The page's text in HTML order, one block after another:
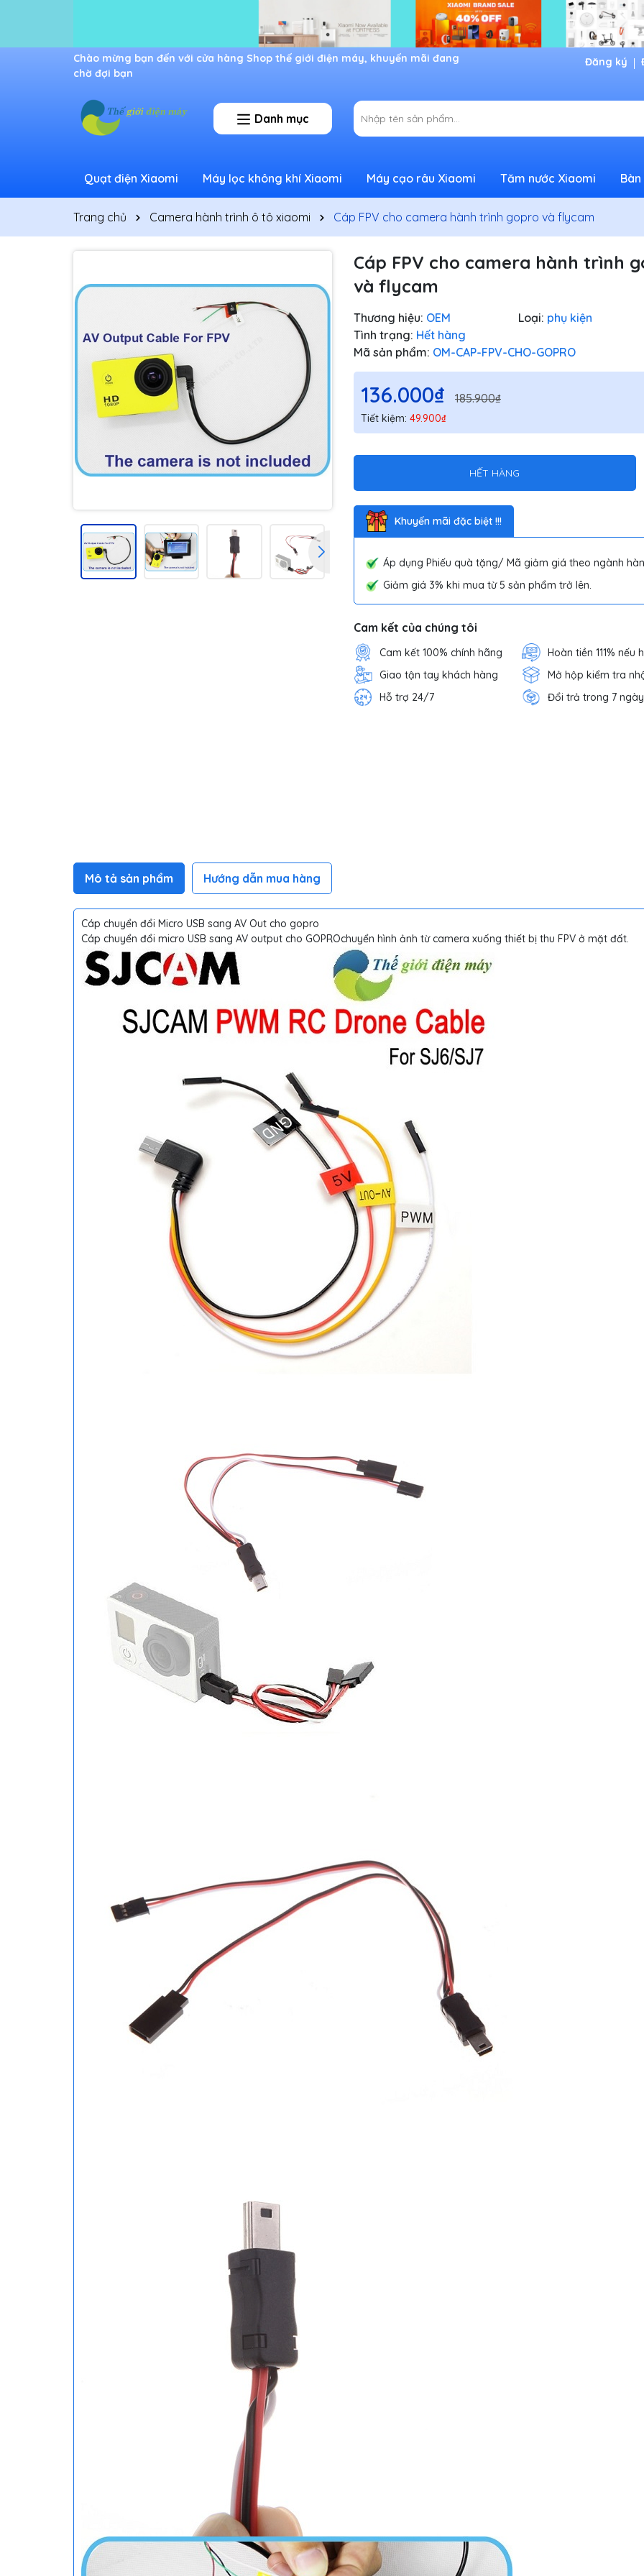
Ưu đãi lớn dành cho thành viên mới Đăng ký
Danh mục
Quạt điện Xiaomi Máy lọc không khí Xiaomi Máy cạo râu Xiaomi Tăm nước Xiaomi
Trang chủ Camera hành trình ô tô xiaomi Cáp FPV cho camera hành trình gopro và flycam
Cáp FPV cho camera hành trình
và flycam
Thương hiệu: OEM Loại: phụ kiện
Tình trạng: Hết hàng
Mã sản phẩm: OM-CAP-FPV-CHO-GOPRO
136.000₫ 185.900₫
Tiết kiệm: 49.900₫
HẾT HÀNG
Khuyến mãi đặc biệt !!!
Áp dụng Phiếu quà tặng/ Mã giảm giá theo ngành
Giảm giá 3% khi mua từ 5 sản phẩm trở lên.
Cam kết của chúng tôi
Cam kết 100% chính hãng
Hoàn tiền 111% nếu
Giao tận tay khách hàng
Mở hộp kiểm tra
Hỗ trợ 24/7
Đổi trả trong 7 ngày
Mô tả sản phẩm Hướng dẫn mua hàng
Cáp chuyển đổi Micro USB sang AV Out cho gopro
Cáp chuyển đổi micro USB sang AV output cho GOPROchuyển hình ảnh từ camera xuống thiết bị thu FPV ở mặt đất.